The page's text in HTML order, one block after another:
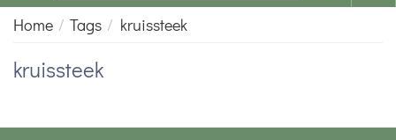
Home / Tags / kruissteek
kruissteek